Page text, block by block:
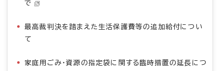
で
最高裁判決を踏まえた生活保護費等の追加給付につい
て
家庭用ごみ・資源の指定袋に関する臨時措置の延長につ